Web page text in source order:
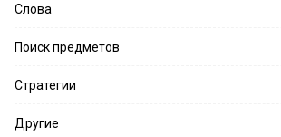
Слова
Поиск предметов
Стратегии
Другие